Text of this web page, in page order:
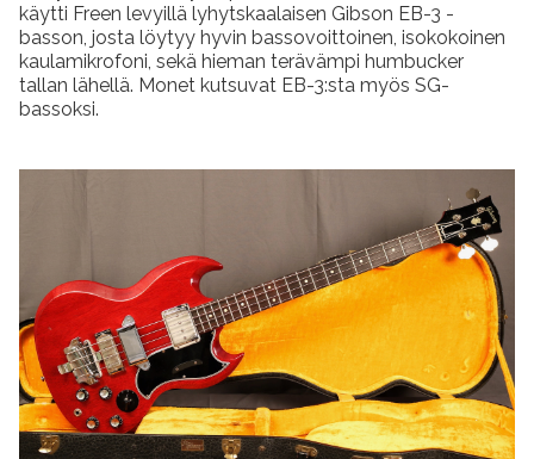
käytti Freen levyillä lyhytskaalaisen Gibson EB-3 -
basson, josta löytyy hyvin bassovoittoinen, isokokoinen
kaulamikrofoni, sekä hieman terävämpi humbucker
tallan lähellä. Monet kutsuvat EB-3:sta myös SG-
bassoksi.